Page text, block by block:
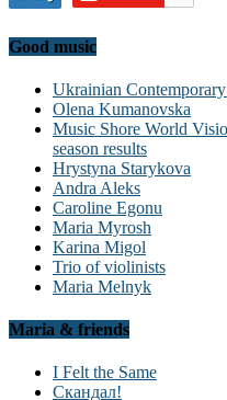
Good music
Ukrainian
Olena Kumanovska
Music Shore World
season results
Hrystyna Starykova
Andra Aleks
Caroline Egonu
Maria Myrosh
Karina Migol
Trio of violinists
Maria Melnyk
Maria & friends
I Felt the Same
Скандал!